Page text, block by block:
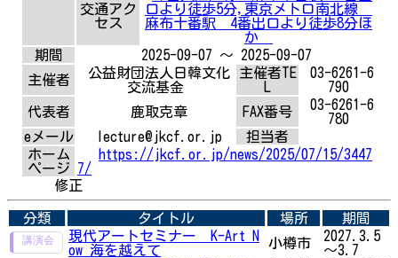
交通アク
セス
口より徒歩5分,東京メトロ南北線
麻布十番駅 4番出口より徒歩8分ほ
か
期間
2025-09-07 ～ 2025-09-07
主催者
公益財団法人日韓文化
交流基金
主催者TE
03-6261-6
790
代表者
鹿取克章 FAX番号
03-6261-6
780
eメール
lecture@jkcf.or.jp
担当者
ホーム
ページ
https://jkcf.or.jp/news/2025/07/15/3447
7/
修正
分類 タイトル 場所
期間
現代アートセミナー K-Art N
ow 海を越えて
小樽市
2027.3.5
～3.7